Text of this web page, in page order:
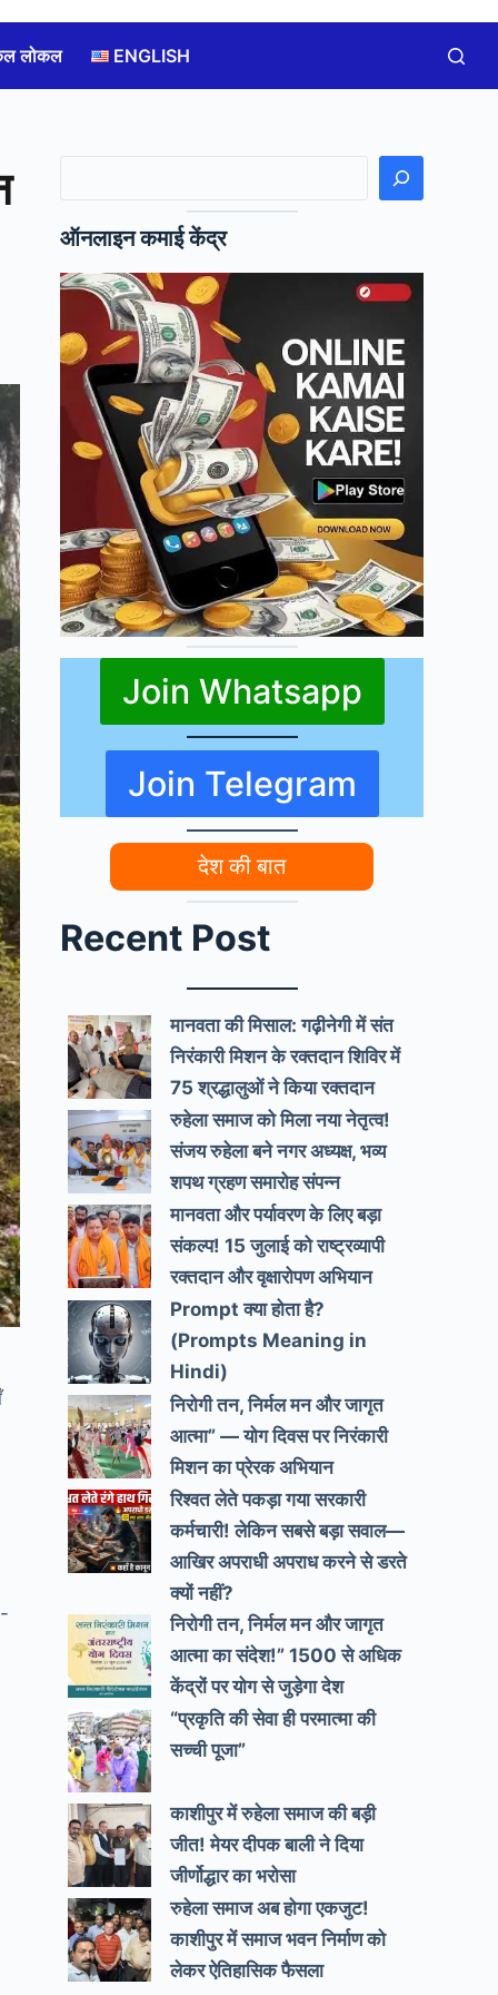
लोकल ENGLISH
ऑनलाइन कमाई केंद्र
Join Whatsapp
Join Telegram
देश की बात
Recent Post
मानवता की मिसाल: गढ़ीनेगी में संत
निरंकारी मिशन के रक्तदान शिविर में
75 श्रद्धालुओं ने किया रक्तदान
रुहेला समाज को मिला नया नेतृत्व!
संजय रुहेला बने नगर अध्यक्ष, भव्य
शपथ ग्रहण समारोह संपन्न
मानवता और पर्यावरण के लिए बड़ा
संकल्प! 15 जुलाई को राष्ट्रव्यापी
रक्तदान और वृक्षारोपण अभियान
Prompt क्या होता है?
(Prompts Meaning in
Hindi)
निरोगी तन, निर्मल मन और जागृत
आत्मा” — योग दिवस पर निरंकारी
मिशन का प्रेरक अभियान
रिश्वत लेते पकड़ा गया सरकारी
कर्मचारी! लेकिन सबसे बड़ा सवाल—
आखिर अपराधी अपराध करने से डरते
क्यों नहीं?
निरोगी तन, निर्मल मन और जागृत
आत्मा का संदेश!” 1500 से अधिक
केंद्रों पर योग से जुड़ेगा देश
“प्रकृति की सेवा ही परमात्मा की
सच्ची पूजा”
काशीपुर में रुहेला समाज की बड़ी
जीत! मेयर दीपक बाली ने दिया
जीर्णोद्धार का भरोसा
रुहेला समाज अब होगा एकजुट!
काशीपुर में समाज भवन निर्माण को
लेकर ऐतिहासिक फैसला